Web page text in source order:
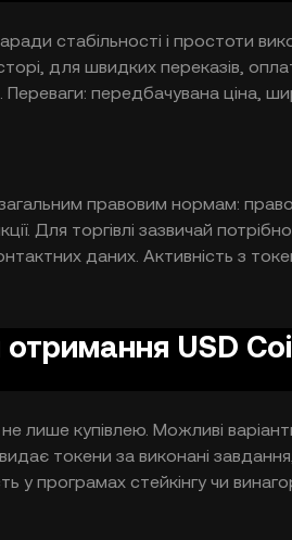
стабільності і простоти
для швидких переказів,
передбачувана ціна,
гарантія прибутку, залежить
правовим нормам:
Для торгівлі зазвичай
даних. Активність з
правилами локально.
USD
лише купівлею. Можливі
токени за виконані
у програмах стейкінгу чи
до ризиків, включно з ризиком